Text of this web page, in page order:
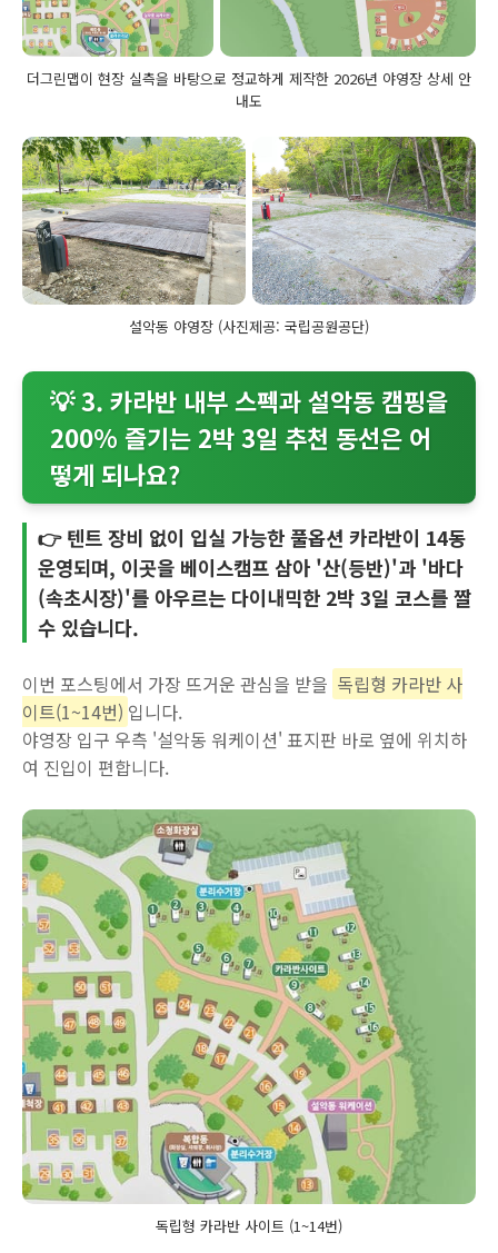
더그린맵이 현장 실측을 바탕으로 정교하게 제작한 2026년 야영장 상세 안
내도
설악동 야영장 (사진제공: 국립공원공단)
💡 3. 카라반 내부 스펙과 설악동 캠핑을
200% 즐기는 2박 3일 추천 동선은 어
떻게 되나요?
👉 텐트 장비 없이 입실 가능한 풀옵션 카라반이 14동
운영되며, 이곳을 베이스캠프 삼아 '산(등반)'과 '바다
(속초시장)'를 아우르는 다이내믹한 2박 3일 코스를 짤
수 있습니다.
이번 포스팅에서 가장 뜨거운 관심을 받을 독립형 카라반 사
이트(1~14번) 입니다.
야영장 입구 우측 '설악동 워케이션' 표지판 바로 옆에 위치하
여 진입이 편합니다.
독립형 카라반 사이트 (1~14번)